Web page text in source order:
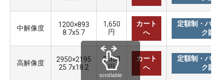
中解像度
1200×893
8.7x5.7
1,650
円
カート
へ
定額制・バリ
ク購
高解像度
2950×2195
25.7x18.2
3,300
円
カート
へ
定額制・バリ
ク購
scrollable